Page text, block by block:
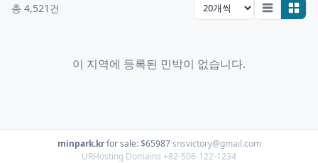
총 4,521건
이 지역에 등록된 민박이 없습니다.
minpark.kr·for sale: $65987·snsvictory@gmail.com
URHosting Domains +82-506-122-1234